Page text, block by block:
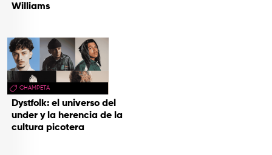
Williams
CHAMPETA
Dystfolk: el universo del
under y la herencia de la
cultura picotera